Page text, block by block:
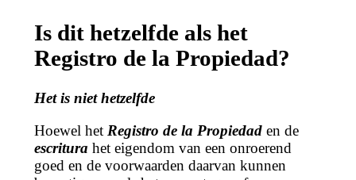
Is dit hetzelfde als het
Registro de la Propiedad?
Het is niet hetzelfde
Hoewel het Registro de la Propiedad en de
escritura het eigendom van een onroerend
goed en de voorwaarden daarvan kunnen